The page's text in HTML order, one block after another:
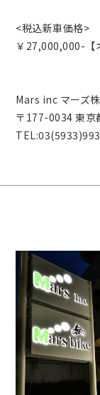
<税込新車価格>
￥27,000,000-【
Mars inc マーズ
〒177-0034 東京